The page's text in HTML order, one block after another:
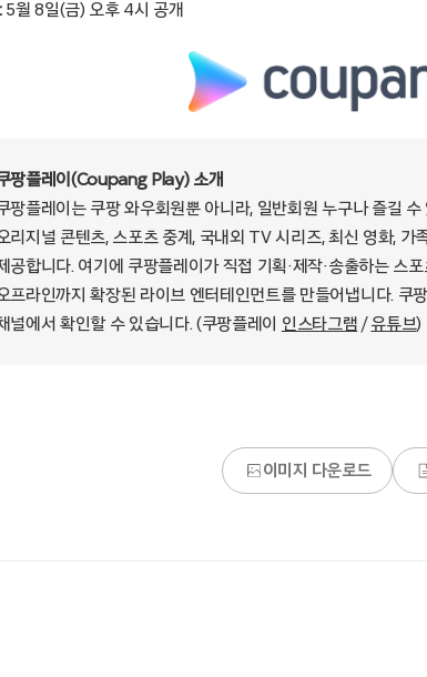
5월 8일(금) 오후 4시 공개
팡플레이(Coupang Play) 소개
팡플레이는 쿠팡 와우회원뿐 아니라, 일반회원 누구나 즐
리지널 콘텐츠, 스포츠 중계, 국내외 TV 시리즈, 최신 영화,
공합니다. 여기에 쿠팡플레이가 직접 기획·제작·송출하는 스
프라인까지 확장된 라이브 엔터테인먼트를 만들어냅니다. 쿠
널에서 확인할 수 있습니다. (쿠팡플레이 인스타그램 /유튜브)
이미지 다운로드